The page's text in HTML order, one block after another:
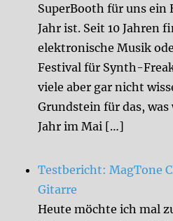
SuperBooth für uns
Jahr ist. Seit 10 Jahren
elektronische Musik
Festival für Synth-
viele aber gar nicht
Grundstein für das,
Jahr im Mai […]
Testbericht: MagTone
Gitarre
Heute möchte ich mal